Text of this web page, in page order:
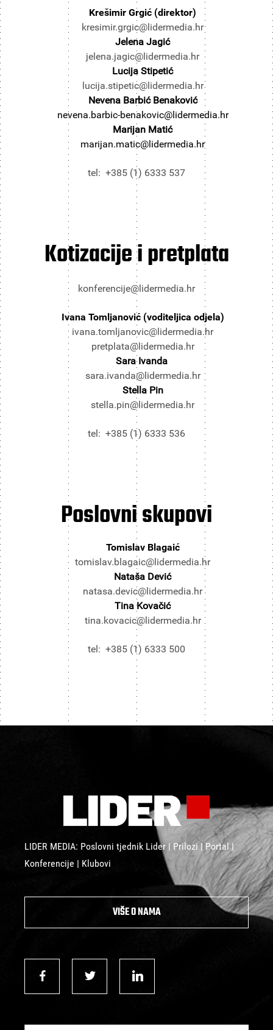
Krešimir Grgić (direktor)
kresimir.grgic@lidermedia.hr
Jelena Jagić
jelena.jagic@lidermedia.hr
Lucija Stipetić
lucija.stipetic@lidermedia.hr
Nevena Barbić Benaković
nevena.barbic-benakovic@lidermedia.hr
Marijan Matić
marijan.matic@lidermedia.hr
tel: +385 (1) 6333 537
Kotizacije i pretplata
konferencije@lidermedia.hr
Ivana Tomljanović (voditeljica odjela)
ivana.tomljanovic@lidermedia.hr
pretplata@lidermedia.hr
Sara Ivanda
sara.ivanda@lidermedia.hr
Stella Pin
stella.pin@lidermedia.hr
tel: +385 (1) 6333 536
Poslovniskupovi
Tomislav Blagaić
tomislav.blagaic@lidermedia.hr
Nataša Dević
natasa.devic@lidermedia.hr
Tina Kovačić
tina.kovacic@lidermedia.hr
tel: +385 (1) 6333 500
LIDER MEDIA: Poslovni tjednik Lider | Prilozi | Portal |
Konferencije | Klubovi
VIŠE O NAMA